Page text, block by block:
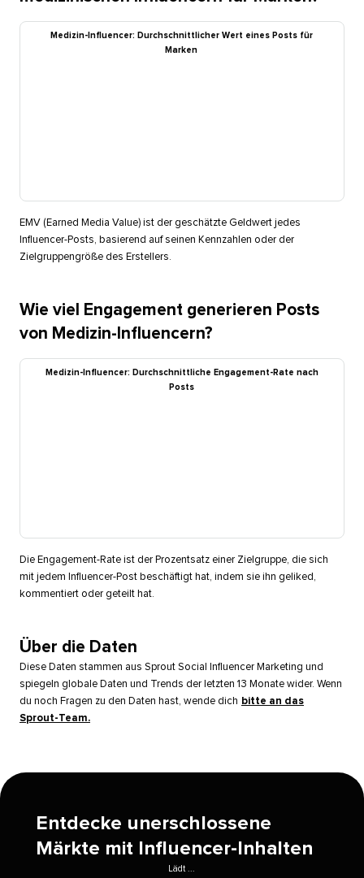
Medizin-Influencer: Durchschnittlicher Wert eines Posts für
Marken​​
EMV (Earned Media Value) ist der geschätzte Geldwert jedes
Influencer-Posts, basierend auf seinen Kennzahlen oder der
Zielgruppengröße des Erstellers.​​
Wie viel Engagement generieren Posts
von Medizin-Influencern?​​
Medizin-Influencer: Durchschnittliche Engagement-Rate nach
Posts​​
Die Engagement-Rate ist der Prozentsatz einer Zielgruppe, die sich
mit jedem Influencer-Post beschäftigt hat, indem sie ihn geliked,
kommentiert oder geteilt hat.​​
Über die Daten​​
Diese Daten stammen aus Sprout Social Influencer Marketing und
spiegeln globale Daten und Trends der letzten 13 Monate wider. Wenn
du noch Fragen zu den Daten hast, wende dich bitte an das
Sprout-Team.​​
Entdecke unerschlossene
Märkte mit Influencer-Inhalten​​
Lädt ...​​